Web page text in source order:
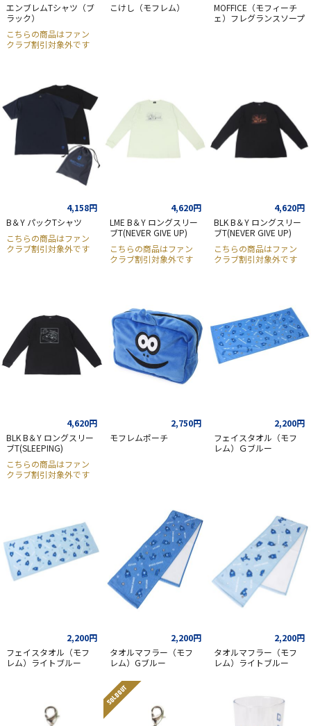
エンブレムTシャツ（ブ
ラック）
こちらの商品はファン
クラブ割引対象外です
こけし（モフレム）
MOFFICE（モフィーチ
ェ）フレグランスソープ
4,158円
B＆Y パックTシャツ
こちらの商品はファン
クラブ割引対象外です
4,620円
LME B＆Y ロングスリー
ブT(NEVER GIVE UP)
こちらの商品はファン
クラブ割引対象外です
4,620円
BLK B＆Y ロングスリー
ブT(NEVER GIVE UP)
こちらの商品はファン
クラブ割引対象外です
4,620円
BLK B＆Y ロングスリー
ブT(SLEEPING)
こちらの商品はファン
クラブ割引対象外です
2,750円
モフレムポーチ
2,200円
フェイスタオル（モフ
レム）Ｇブルー
2,200円
フェイスタオル（モフ
レム）ライトブルー
2,200円
タオルマフラー（モフ
レム）Gブルー
2,200円
タオルマフラー（モフ
レム）ライトブルー
SOLD OUT